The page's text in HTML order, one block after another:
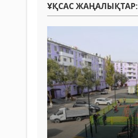
ҰҚСАС ЖАҢАЛЫҚТАР: